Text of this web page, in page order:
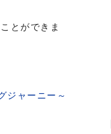
とができま
ジャーニー～